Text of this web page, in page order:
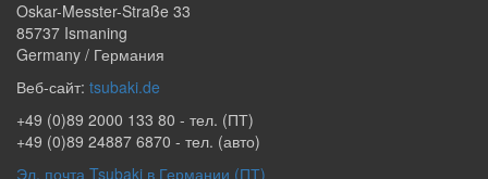
Oskar-Messter-Straße 33
85737 Ismaning
Germany / Германия
Веб-сайт: tsubaki.de
+49 (0)89 2000 133 80 - тел. (ПТ)
+49 (0)89 24887 6870 - тел. (авто)
Эл. почта Tsubaki в Германии (ПТ)